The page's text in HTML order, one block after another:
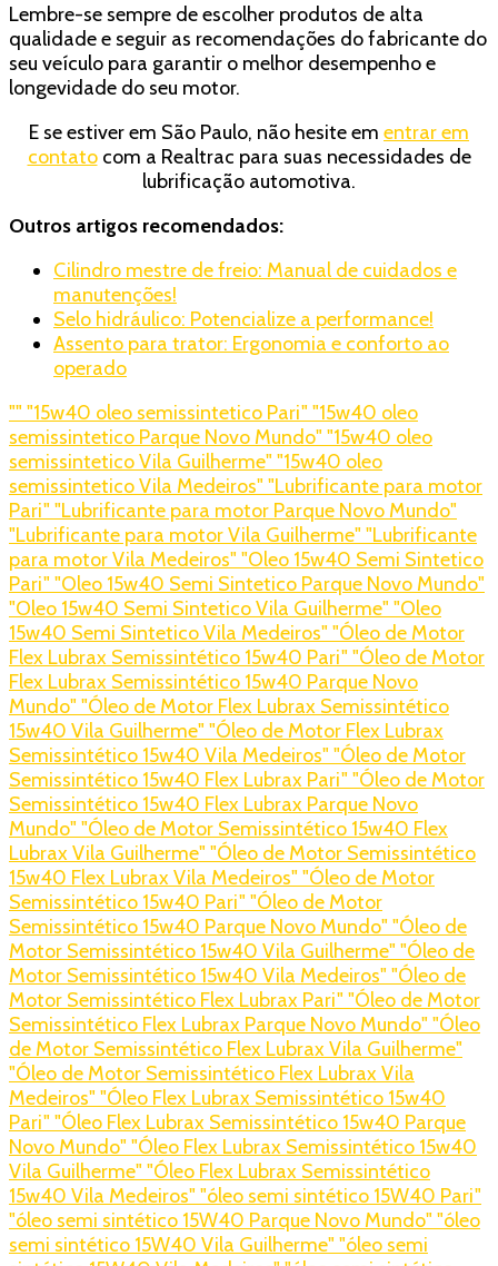
Lembre-se sempre de escolher produtos de alta
qualidade e seguir as recomendações do fabricante do
seu veículo para garantir o melhor desempenho e
longevidade do seu motor.
E se estiver em São Paulo, não hesite em entrar em
contatocom a Realtrac para suas necessidades de
lubrificação automotiva.
Outros artigos recomendados:
Cilindro mestre de freio: Manual de cuidados e
manutenções!
Selo hidráulico: Potencialize a performance!
Assento para trator: Ergonomia e conforto ao
operado
"" "15w40 oleo semissintetico Pari" "15w40 oleo
semissintetico Parque Novo Mundo" "15w40 oleo
semissintetico Vila Guilherme" "15w40 oleo
semissintetico Vila Medeiros" "Lubrificante para motor
Pari" "Lubrificante para motor Parque Novo Mundo"
"Lubrificante para motor Vila Guilherme" "Lubrificante
para motor Vila Medeiros" "Oleo 15w40 Semi Sintetico
Pari" "Oleo 15w40 Semi Sintetico Parque Novo Mundo"
"Oleo 15w40 Semi Sintetico Vila Guilherme" "Oleo
15w40 Semi Sintetico Vila Medeiros" "Óleo de Motor
Flex Lubrax Semissintético 15w40 Pari" "Óleo de Motor
Flex Lubrax Semissintético 15w40 Parque Novo
Mundo" "Óleo de Motor Flex Lubrax Semissintético
15w40 Vila Guilherme" "Óleo de Motor Flex Lubrax
Semissintético 15w40 Vila Medeiros" "Óleo de Motor
Semissintético 15w40 Flex Lubrax Pari" "Óleo de Motor
Semissintético 15w40 Flex Lubrax Parque Novo
Mundo" "Óleo de Motor Semissintético 15w40 Flex
Lubrax Vila Guilherme" "Óleo de Motor Semissintético
15w40 Flex Lubrax Vila Medeiros" "Óleo de Motor
Semissintético 15w40 Pari" "Óleo de Motor
Semissintético 15w40 Parque Novo Mundo" "Óleo de
Motor Semissintético 15w40 Vila Guilherme" "Óleo de
Motor Semissintético 15w40 Vila Medeiros" "Óleo de
Motor Semissintético Flex Lubrax Pari" "Óleo de Motor
Semissintético Flex Lubrax Parque Novo Mundo" "Óleo
de Motor Semissintético Flex Lubrax Vila Guilherme"
"Óleo de Motor Semissintético Flex Lubrax Vila
Medeiros" "Óleo Flex Lubrax Semissintético 15w40
Pari" "Óleo Flex Lubrax Semissintético 15w40 Parque
Novo Mundo" "Óleo Flex Lubrax Semissintético 15w40
Vila Guilherme" "Óleo Flex Lubrax Semissintético
15w40 Vila Medeiros" "óleo semi sintético 15W40 Pari"
"óleo semi sintético 15W40 Parque Novo Mundo" "óleo
semi sintético 15W40 Vila Guilherme" "óleo semi